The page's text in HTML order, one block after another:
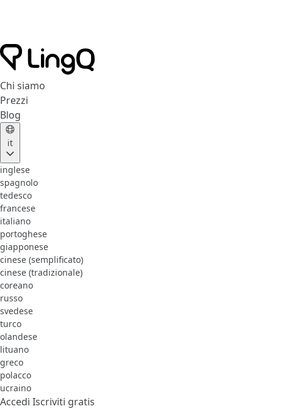
Chi siamo
Prezzi
Blog
it
inglese
spagnolo
tedesco
francese
italiano
portoghese
giapponese
cinese (semplificato)
cinese (tradizionale)
coreano
russo
svedese
turco
olandese
lituano
greco
polacco
ucraino
Accedi Iscriviti gratis